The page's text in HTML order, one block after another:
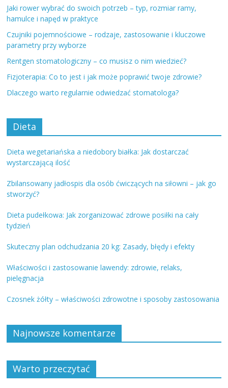
Jaki rower wybrać do swoich potrzeb – typ, rozmiar ramy,
hamulce i napęd w praktyce
Czujniki pojemnościowe – rodzaje, zastosowanie i kluczowe
parametry przy wyborze
Rentgen stomatologiczny – co musisz o nim wiedzieć?
Fizjoterapia: Co to jest i jak może poprawić twoje zdrowie?
Dlaczego warto regularnie odwiedzać stomatologa?
Dieta
Dieta wegetariańska a niedobory białka: Jak dostarczać
wystarczającą ilość
Zbilansowany jadłospis dla osób ćwiczących na siłowni – jak go
stworzyć?
Dieta pudełkowa: Jak zorganizować zdrowe posiłki na cały
tydzień
Skuteczny plan odchudzania 20 kg: Zasady, błędy i efekty
Właściwości i zastosowanie lawendy: zdrowie, relaks,
pielęgnacja
Czosnek żółty – właściwości zdrowotne i sposoby zastosowania
Najnowsze komentarze
Warto przeczytać